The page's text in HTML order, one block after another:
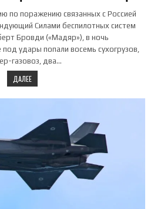
по поражению связанных с Россией
Силами беспилотных систем
Бровди («Мадяр»), в ночь
удары попали восемь сухогрузов,
газовоз, два…
ДАЛЕЕ